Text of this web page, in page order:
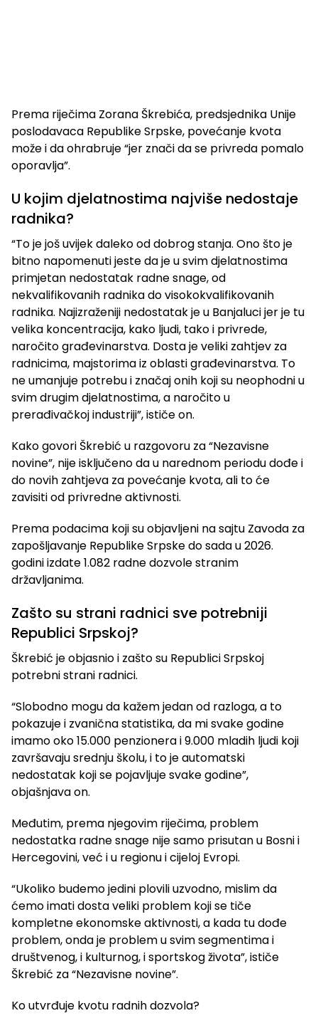
Prema riječima Zorana Škrebića, predsjednika Unije
poslodavaca Republike Srpske, povećanje kvota
može i da ohrabruje “jer znači da se privreda pomalo
oporavlja”.
U kojim djelatnostima najviše nedostaje
radnika?
“To je još uvijek daleko od dobrog stanja. Ono što je
bitno napomenuti jeste da je u svim djelatnostima
primjetan nedostatak radne snage, od
nekvalifikovanih radnika do visokokvalifikovanih
radnika. Najizraženiji nedostatak je u Banjaluci jer je tu
velika koncentracija, kako ljudi, tako i privrede,
naročito građevinarstva. Dosta je veliki zahtjev za
radnicima, majstorima iz oblasti građevinarstva. To
ne umanjuje potrebu i značaj onih koji su neophodni u
svim drugim djelatnostima, a naročito u
prerađivačkoj industriji”, ističe on.
Kako govori Škrebić u razgovoru za “Nezavisne
novine”, nije isključeno da u narednom periodu dođe i
do novih zahtjeva za povećanje kvota, ali to će
zavisiti od privredne aktivnosti.
Prema podacima koji su objavljeni na sajtu Zavoda za
zapošljavanje Republike Srpske do sada u 2026.
godini izdate 1.082 radne dozvole stranim
državljanima.
Zašto su strani radnici sve potrebniji
Republici Srpskoj?
Škrebić je objasnio i zašto su Republici Srpskoj
potrebni strani radnici.
“Slobodno mogu da kažem jedan od razloga, a to
pokazuje i zvanična statistika, da mi svake godine
imamo oko 15.000 penzionera i 9.000 mladih ljudi koji
završavaju srednju školu, i to je automatski
nedostatak koji se pojavljuje svake godine”,
objašnjava on.
Međutim, prema njegovim riječima, problem
nedostatka radne snage nije samo prisutan u Bosni i
Hercegovini, već i u regionu i cijeloj Evropi.
“Ukoliko budemo jedini plovili uzvodno, mislim da
ćemo imati dosta veliki problem koji se tiče
kompletne ekonomske aktivnosti, a kada tu dođe
problem, onda je problem u svim segmentima i
društvenog, i kulturnog, i sportskog života”, ističe
Škrebić za “Nezavisne novine”.
Ko utvrđuje kvotu radnih dozvola?